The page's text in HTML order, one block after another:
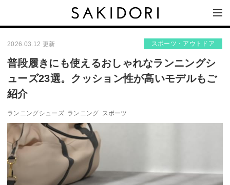
2026.03.12 更新 スポーツ・アウトドア
普段履きにも使えるおしゃれなランニングシ
ューズ23選。クッション性が高いモデルもご
紹介
ランニングシューズ ランニング スポーツ